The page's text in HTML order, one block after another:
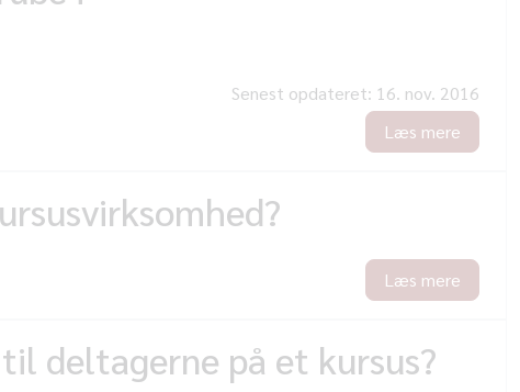
Senest opdateret: 16. nov. 2016
Læs mere
Læs mere
deltagerne på et kursus?